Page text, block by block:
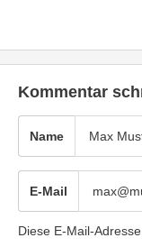
Kommentar
Name
E-Mail
Diese E-Mail-